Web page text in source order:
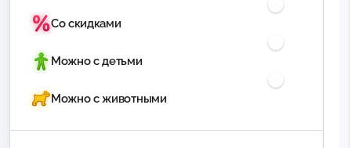
Со скидками
Можно с детьми
Можно с животными